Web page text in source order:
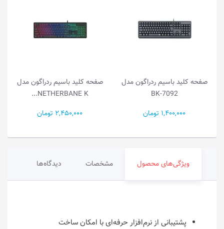
صفحه کلید باسیم ردراگون مدل
BK-7092
1,400,000 تومان
صفحه کلید باسیم ردراگون مدل
NETHERBANE K...
2,450,000 تومان
ویژگی‌های محصول مشخصات دیدگاه‌ها
پشتیبانی از نرم‌افزار حرفه‌ای با امکان ساخت